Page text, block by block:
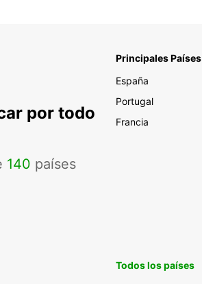
por todo
140 países
Principales Países
España
Portugal
Francia
Todos los países